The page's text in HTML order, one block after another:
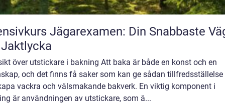
Jägarexamen: Din Snabbaste
över utstickare i bakning Att baka är både en konst och en
och det finns få saker som kan ge sådan
vackra och välsmakande bakverk. En viktig komponent i
är användningen av utstickare, som ä...